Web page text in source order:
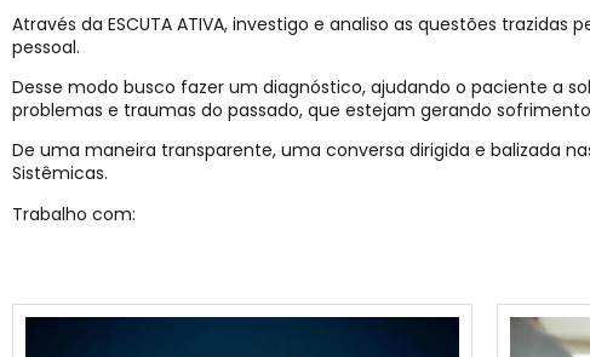
Através da ESCUTA ATIVA, investigo e analiso as questões
pessoal.
Desse modo busco fazer um diagnóstico, ajudando o paciente a
problemas e traumas do passado, que estejam gerando
De uma maneira transparente, uma conversa dirigida e balizada
Sistêmicas.
Trabalho com: